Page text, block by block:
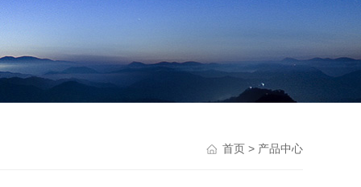
首页 > 产品中心